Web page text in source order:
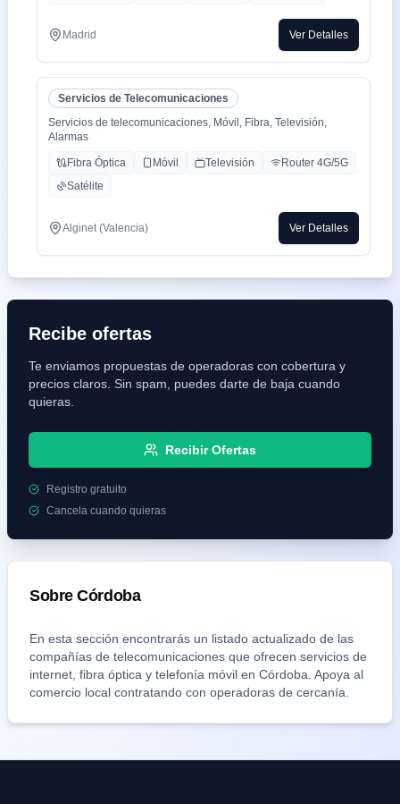
Madrid Ver Detalles
Servicios de Telecomunicaciones
Servicios de telecomunicaciones, Móvil, Fibra, Televisión,
Alarmas
Fibra Óptica Móvil Televisión
Router 4G/5G
Satélite
Alginet (Valencia) Ver Detalles
Recibe ofertas
Te enviamos propuestas de operadoras con cobertura y
precios claros. Sin spam, puedes darte de baja cuando
quieras.
Recibir Ofertas
Registro gratuito
Cancela cuando quieras
SobreCórdoba
En esta sección encontrarás un listado actualizado de las
compañías de telecomunicaciones que ofrecen servicios de
internet, fibra óptica y telefonía móvil en Córdoba . Apoya al
comercio local contratando con operadoras de cercanía.